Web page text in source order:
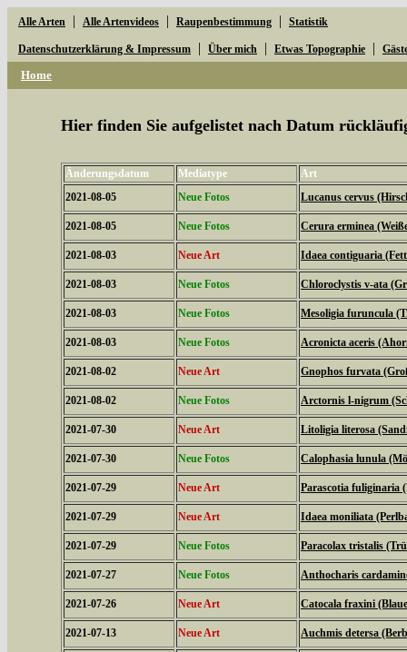
Alle Arten | Alle Artenvideos | Raupenbestimmung | Statistik
Datenschutzerklärung & Impressum | Über mich | Etwas Topographie |
Home
Hier finden Sie aufgelistet nach Datum
Änderungsdatum Mediatype
Art
2021-08-05
Neue Fotos Lucanus cervus
2021-08-05 Neue Fotos Cerura erminea
2021-08-03 Neue Art Idaea contiguaria
2021-08-03 Neue Fotos Chloroclystis v-ata
2021-08-03 Neue Fotos Mesoligia furuncula
2021-08-03 Neue Fotos Acronicta aceris
2021-08-02 Neue Art Gnophos furvata
2021-08-02 Neue Fotos Arctornis l-nigrum
2021-07-30 Neue Art Litoligia literosa
2021-07-30 Neue Fotos Calophasia lunula
2021-07-29 Neue Art Parascotia fuliginaria
2021-07-29 Neue Art Idaea moniliata
2021-07-29 Neue Fotos Paracolax tristalis
2021-07-27 Neue Fotos Anthocharis
2021-07-26 Neue Art Catocala fraxini
2021-07-13 Neue Art Auchmis detersa